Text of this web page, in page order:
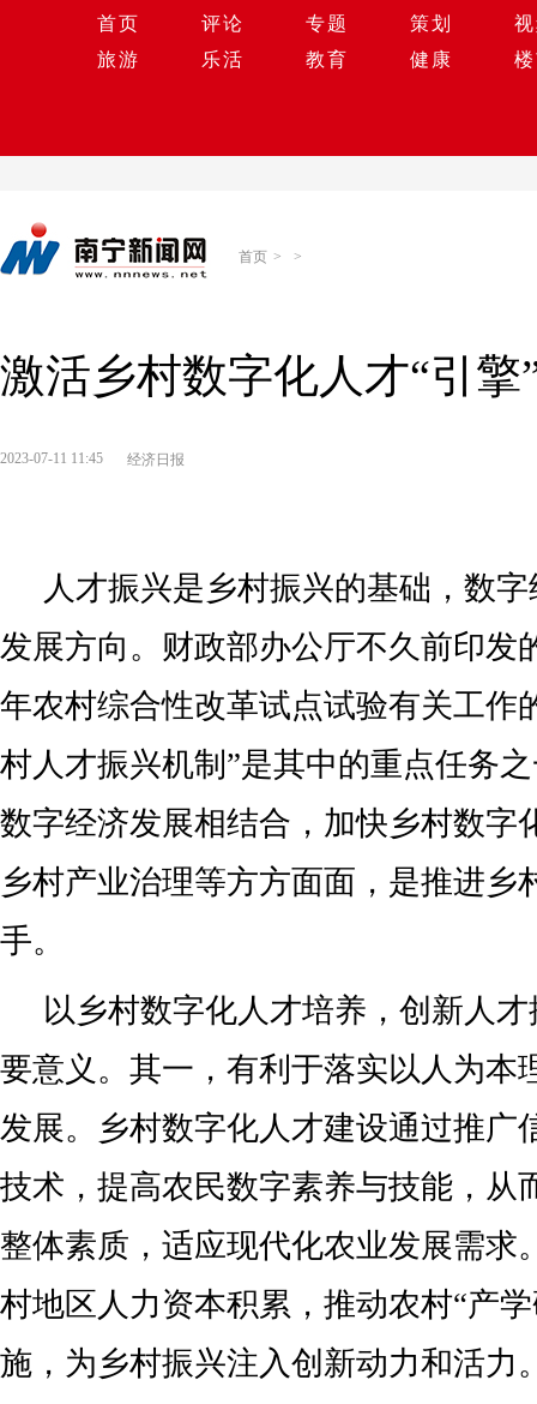
首页 评论 专题 策划
旅游
乐活 教育 健康
首页 > >
激活乡村数字化人才“引擎
2023-07-11 11:45 经济日报
人才振兴是乡村振兴的基础，数
发展方向。财政部办公厅不久前印发
年农村综合性改革试点试验有关工作
村人才振兴机制”是其中的重点任务
数字经济发展相结合，加快乡村数字
乡村产业治理等方方面面，是推进乡
手。
以乡村数字化人才培养，创新人
要意义。其一，有利于落实以人为本
发展。乡村数字化人才建设通过推广
技术，提高农民数字素养与技能，从
整体素质，适应现代化农业发展需求
村地区人力资本积累，推动农村“产
施，为乡村振兴注入创新动力和活力